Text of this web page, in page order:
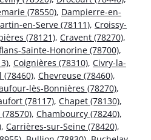
(78550), Dampierre-en-
en-Serve (78111), Croissy-
(78121), Cravent (78270),
Sainte-Honorine (78700),
, Coignières (78310), Civry-la-
(78460), Chevreuse (78460),
lès-Bonnières (78270),
(78117), Chapet (78130),
, Chambourcy (78240),
, Carrières-sur-Seine (78420),